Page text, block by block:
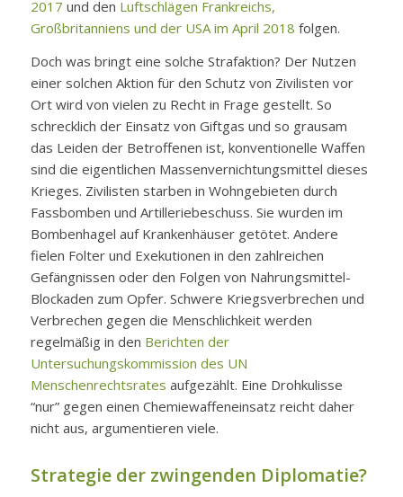
2017 und den Luftschlägen Frankreichs,
Großbritanniens und der USA im April 2018 folgen.
Doch was bringt eine solche Strafaktion? Der Nutzen
einer solchen Aktion für den Schutz von Zivilisten vor
Ort wird von vielen zu Recht in Frage gestellt. So
schrecklich der Einsatz von Giftgas und so grausam
das Leiden der Betroffenen ist, konventionelle Waffen
sind die eigentlichen Massenvernichtungsmittel dieses
Krieges. Zivilisten starben in Wohngebieten durch
Fassbomben und Artilleriebeschuss. Sie wurden im
Bombenhagel auf Krankenhäuser getötet. Andere
fielen Folter und Exekutionen in den zahlreichen
Gefängnissen oder den Folgen von Nahrungsmittel-
Blockaden zum Opfer. Schwere Kriegsverbrechen und
Verbrechen gegen die Menschlichkeit werden
regelmäßig in den Berichten der
Untersuchungskommission des UN
Menschenrechtsrates aufgezählt. Eine Drohkulisse
“nur” gegen einen Chemiewaffeneinsatz reicht daher
nicht aus, argumentieren viele.
Strategie der zwingenden Diplomatie?